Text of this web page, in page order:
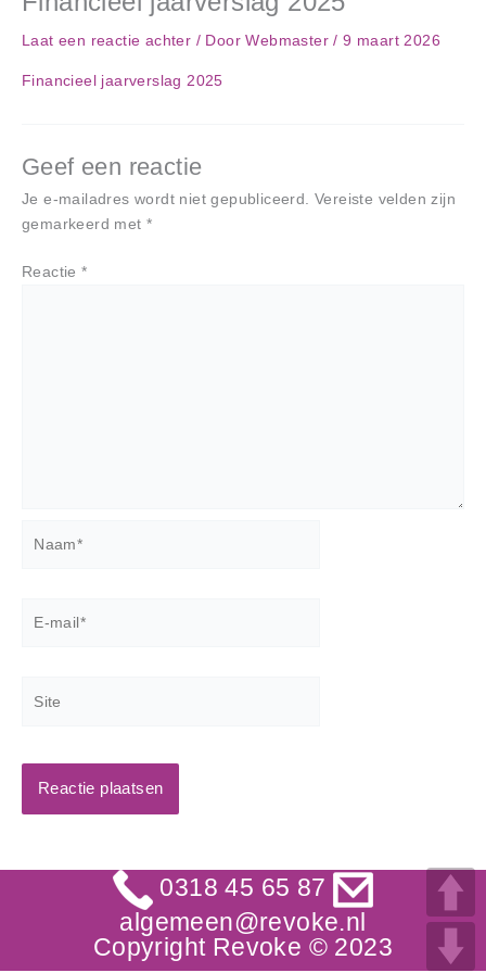
Laat een reactie achter / DoorWebmaster/9 maart 2026
Financieel jaarverslag 2025
Geef een reactie
Je e-mailadres wordt niet gepubliceerd. Vereiste velden zijn
gemarkeerd met*
Reactie*
0318 45 65 87
algemeen@revoke.nl
Copyright Revoke © 2023